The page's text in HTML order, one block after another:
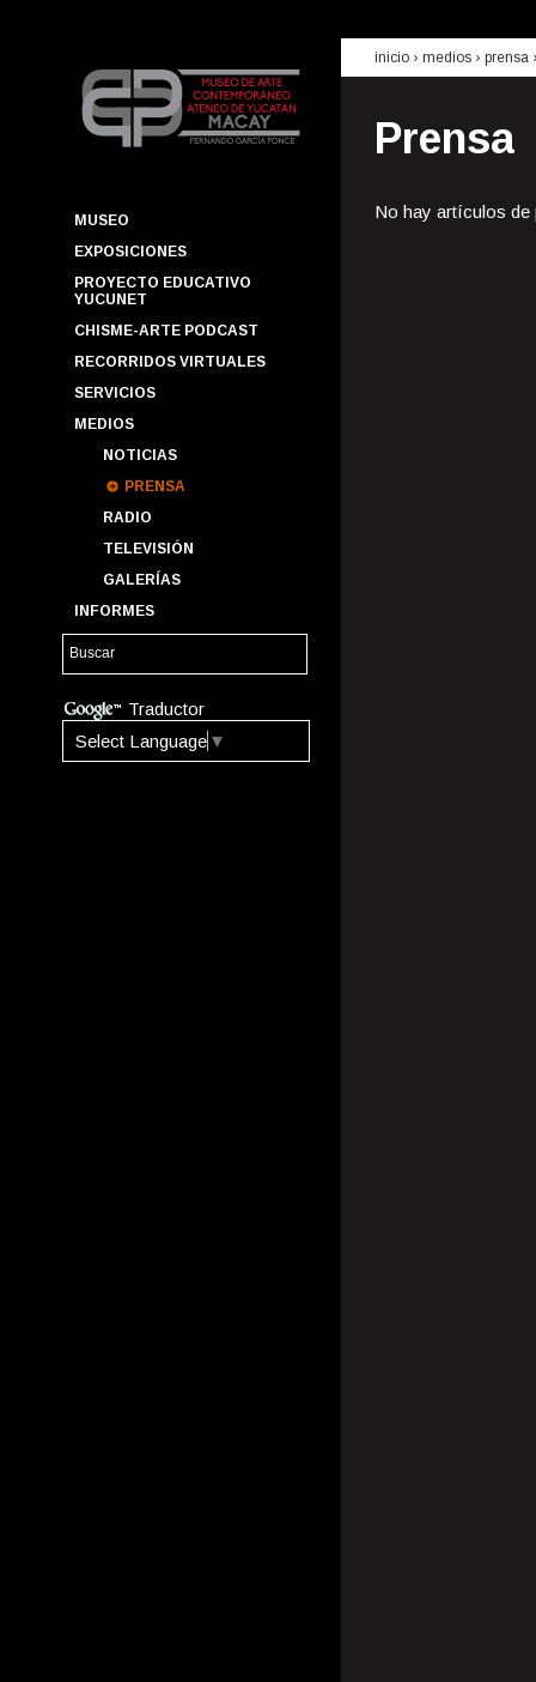
MUSEO
EXPOSICIONES
PROYECTO EDUCATIVO
YUCUNET
CHISME-ARTE PODCAST
RECORRIDOS VIRTUALES
SERVICIOS
MEDIOS
NOTICIAS
PRENSA
RADIO
TELEVISIÓN
GALERÍAS
INFORMES
Traductor
Select Language ▼
inicio › medios › prensa
Prensa
No hay artículos de